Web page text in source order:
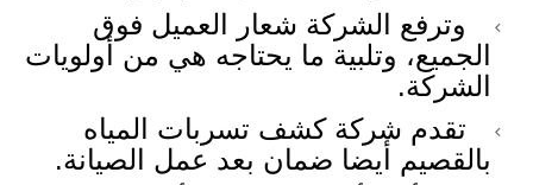
وترفع الشركة شعار العميل فوق
الجميع، وتلبية ما يحتاجه هي من أولويات
الشركة.
تقدم شركة كشف تسربات المياه
بالقصيم أيضا ضمان بعد عمل الصيانة.